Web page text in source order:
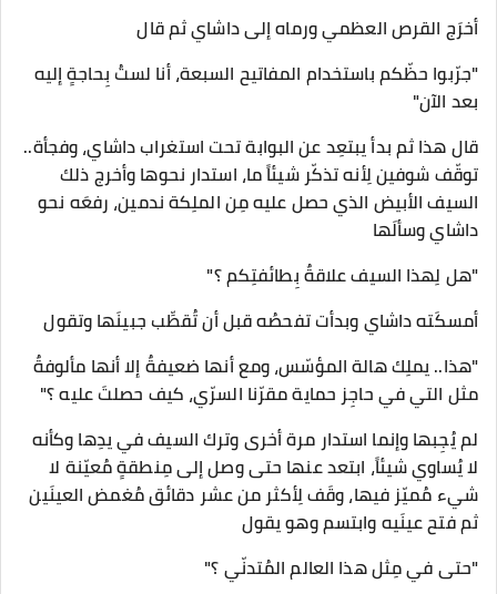
أخرَج القرص العظمي ورماه إلى داشاي ثم قال
"جرّبوا حظّكم باستخدام المفاتيح السبعة، أنا لستُ بِحاجةٍ إليه
بعد الآن"
قال هذا ثم بدأ يبتعِد عن البوابة تحت استغراب داشاي، وفجأة..
توقّف شوفين لِأنه تذكّر شيئاً ما، استدار نحوها وأخرج ذلك
السيف الأبيض الذي حصل عليه مِن الملِكة ندمين، رفعَه نحو
داشاي وسألَها
"هل لِهذا السيف علاقةٌ بِطائفتِكم ؟"
أمسكَته داشاي وبدأت تفحصُه قبل أن تُقطِّب جبينَها وتقول
"هذا.. يملِك هالة المؤسّس، ومع أنها ضعيفةٌ إلا أنها مألوفةٌ
مثل التي في حاجِز حماية مقرّنا السرّي، كيف حصلتَ عليه ؟"
لم يُجِبها وإنما استدار مرة أخرى وترك السيف في يدِها وكأنه
لا يُساوي شيئاً، ابتعد عنها حتى وصل إلى مِنطقةٍ مُعيّنة لا
شيء مُميّز فيها، وقَف لِأكثر من عشر دقائق مُغمض العينَين
ثم فتح عينَيه وابتسم وهو يقول
"حتى في مِثل هذا العالم المُتدنّي ؟"